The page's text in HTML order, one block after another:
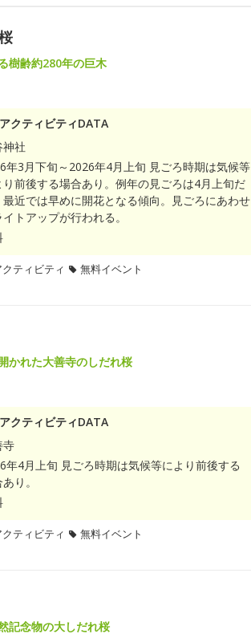
樹齢約280年の巨木
クティビティDATA
神社
年3月下旬～2026年4月上旬 見ごろ時期は気候等
り前後する場合あり。例年の見ごろは4月上旬だ
最近では早めに開花となる傾向。見ごろにあわせ
トアップが行われる。
ティビティ 無料イベント
かれた大善寺のしだれ桜
クティビティDATA
寺
年4月上旬 見ごろ時期は気候等により前後する
り。
ティビティ 無料イベント
記念物の大しだれ桜